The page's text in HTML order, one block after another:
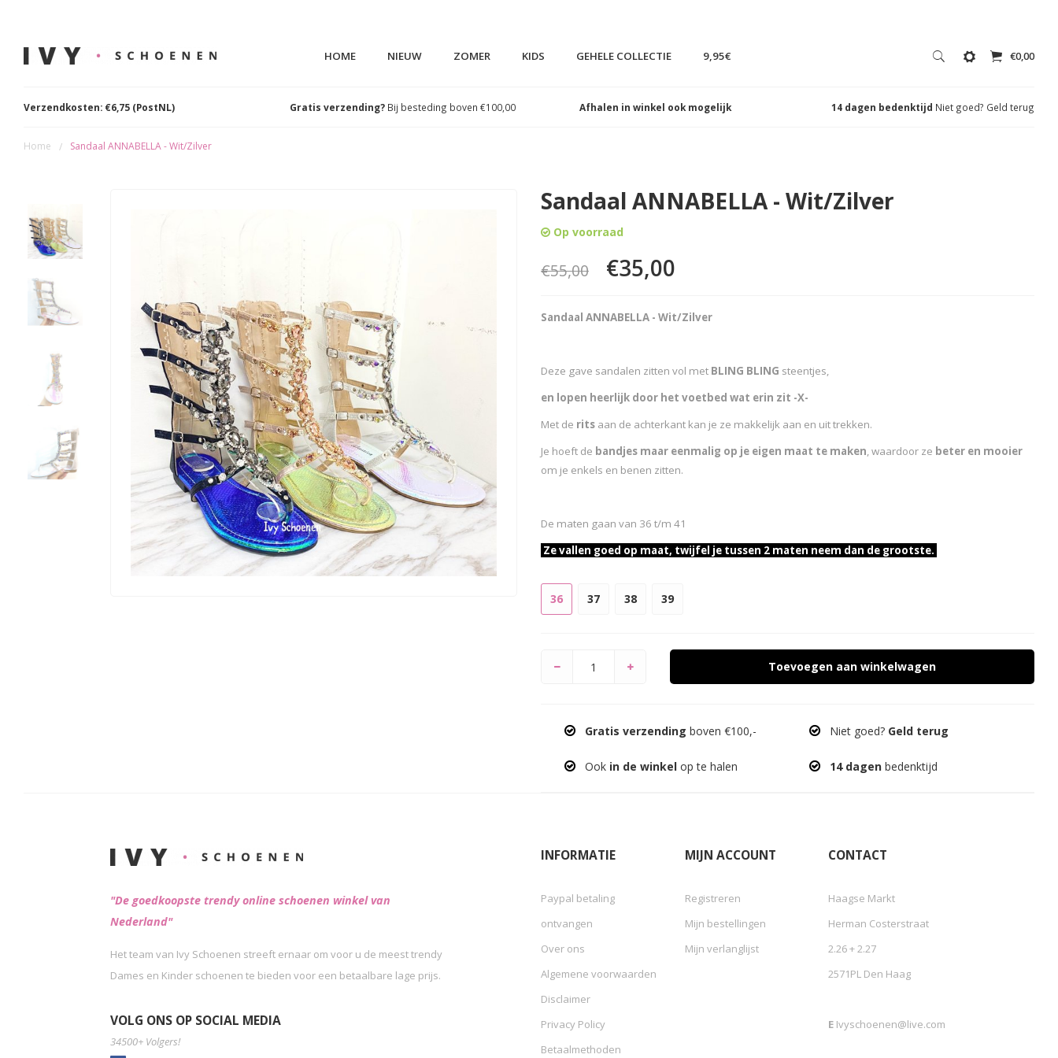
HOME NIEUW ZOMER KIDS GEHELE COLLECTIE 9,95€ €0,00
Verzendkosten: €6,75 (PostNL) Gratis verzending? Bij besteding boven €100,00 Afhalen in winkel ook mogelijk 14 dagen bedenktijd Niet goed? Geld terug
Home / Sandaal ANNABELLA - Wit/Zilver
Sandaal ANNABELLA - Wit/Zilver
Op voorraad
€55,00 €35,00
Sandaal ANNABELLA - Wit/Zilver
Deze gave sandalen zitten vol met BLING BLING steentjes,
en lopen heerlijk door het voetbed wat erin zit -X-
Met de rits aan de achterkant kan je ze makkelijk aan en uit trekken.
Je hoeft de bandjes maar eenmalig op je eigen maat te maken, waardoor ze beter en mooier
om je enkels en benen zitten.
De maten gaan van 36 t/m 41
Ze vallen goed op maat, twijfel je tussen 2 maten neem dan de grootste.
36 37 38 39
Toevoegen aan winkelwagen
Gratis verzending boven €100,- Niet goed? Geld terug
Ook in de winkel op te halen 14 dagen bedenktijd
"De goedkoopste trendy online schoenen winkel van
Nederland"
Het team van Ivy Schoenen streeft ernaar om voor u de meest trendy
Dames en Kinder schoenen te bieden voor een betaalbare lage prijs.
VOLG ONS OP SOCIAL MEDIA
34500+ Volgers!
INFORMATIE
Paypal betaling
ontvangen
Over ons
Algemene voorwaarden
Disclaimer
Privacy Policy
Betaalmethoden
MIJN ACCOUNT
Registreren
Mijn bestellingen
Mijn verlanglijst
CONTACT
Haagse Markt
Herman Costerstraat
2.26 + 2.27
2571PL Den Haag
E Ivyschoenen@live.com